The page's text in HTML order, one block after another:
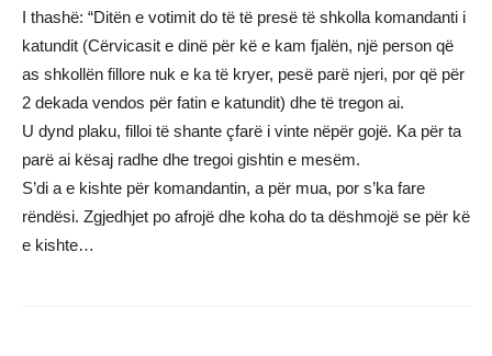
I thashë: “Ditën e votimit do të të presë të shkolla komandanti i
katundit (Cërvicasit e dinë për kë e kam fjalën, një person që
as shkollën fillore nuk e ka të kryer, pesë parë njeri, por që për
2 dekada vendos për fatin e katundit) dhe të tregon ai.
U dynd plaku, filloi të shante çfarë i vinte nëpër gojë. Ka për ta
parë ai kësaj radhe dhe tregoi gishtin e mesëm.
S’di a e kishte për komandantin, a për mua, por s’ka fare
rëndësi. Zgjedhjet po afrojë dhe koha do ta dëshmojë se për kë
e kishte…